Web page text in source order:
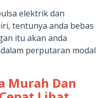
elektrik dan
tentunya anda bebas
itu akan anda
perputaran modal
Murah Dan